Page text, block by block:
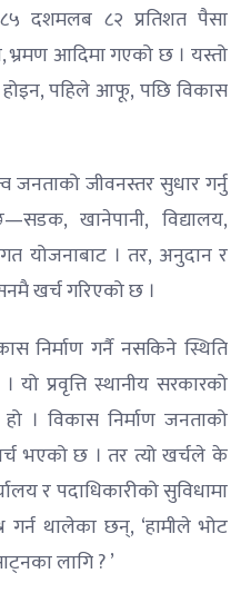
दशमलब ८२ प्रतिशत पैसा
भ्रमण आदिमा गएको छ । यस्तो
होइन, पहिले आफू, पछि विकास
जनताको जीवनस्तर सुधार गर्नु
खानेपानी, विद्यालय,
योजनाबाट । तर, अनुदान र
खर्च गरिएको छ ।
निर्माण गर्नै नसकिने स्थिति
यो प्रवृत्ति स्थानीय सरकारको
हो । विकास निर्माण जनताको
भएको छ । तर त्यो खर्चले के
र पदाधिकारीको सुविधामा
गर्न थालेका छन्, ‘हामीले भोट
लागि ? ’